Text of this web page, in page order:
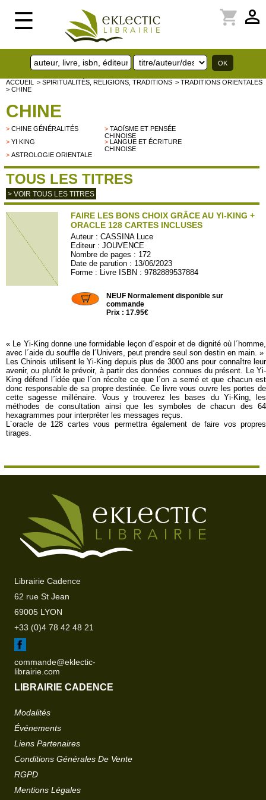
☰ perm_identity
shopping_cart
ACCUEIL > SPIRITUALITÉS, RELIGIONS, TRADITIONS > TRADITIONS ORIENTALES
> CHINE
CHINE
> CHINE GÉNÉRALITÉS >TAOÏSME ET PENSÉE
CHINOISE
> YI KING >LANGUE ET ÉCRITURE
CHINOISE
> ASTROLOGIE ORIENTALE
TOUS LES TITRES
> VOIR TOUS LES TITRES
FAIRE LES BONS CHOIX GRÂCE AU YI-KING +
ORACLE 128 CARTES INCLUSES
Auteur :CASSINA Luce
Editeur :JOUVENCE
Nombre de pages : 172
Date de parution : 13/06/2023
Forme : Livre ISBN : 9782889537884
NEUF Normalement disponible sur
commande
Prix : 17.95€
« Le Yi-King donne une formidable leçon d´espoir et de dignité où l´homme,
avec l´aide du souffle de l´Univers, peut prendre seul son destin en main. »
Les Chinois utilisent le Yi-King depuis plus de 3000 ans pour connaître leur
avenir, ou plutôt le prévoir, à partir des données connues du présent. Le Yi-
King défend l´idée que l´on récolte ce que l´on a semé et que chacun est
donc responsable de sa propre destinée. Ce livre vous ouvre les portes de
cette sagesse millénaire. Vous y trouverez les bases du Yi-King, les
méthodes de consultation ainsi que les symboles de chacun des 64
hexagrammes pour interpréter les messages reçus.
L´oracle de 128 cartes vous permettra également de faire vos propres
tirages.
Librairie Cadence
62 rue St Jean
69005 LYON
+33 (0)4 78 42 48 21
commande@eklectic-
librairie.com
LIBRAIRIE CADENCE
Modalités
Événements
Liens Partenaires
Conditions Générales De Vente
RGPD
Mentions Légales